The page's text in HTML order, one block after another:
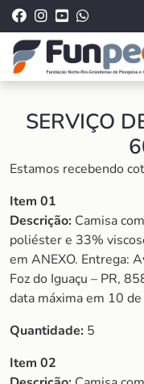
SERVIÇO
Estamos recebendo
Item 01
Descrição: Camisa
poliéster e 33%
em ANEXO. Entrega:
Foz do Iguaçu – PR,
data máxima em 10
Quantidade: 5
Item 02